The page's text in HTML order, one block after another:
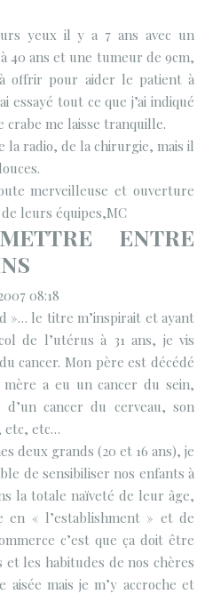
yeux il y a 7 ans avec un
40 ans et une tumeur de 9cm,
offrir pour aider le patient à
essayé tout ce que j’ai indiqué
crabe me laisse tranquille.
la radio, de la chirurgie, mais il
merveilleuse et ouverture
leurs équipes,MC
ENTRE
08:18
»… le titre m’inspirait et ayant
de l’utérus à 31 ans, je vis
cancer. Mon père est décédé
a eu un cancer du sein,
cancer du cerveau, son
etc, etc…
deux grands (20 et 16 ans), je
de sensibiliser nos enfants à
la totale naïveté de leur âge,
en « l’establishment » et de
c’est que ça doit être
et les habitudes de nos chères
aisée mais je m’y accroche et